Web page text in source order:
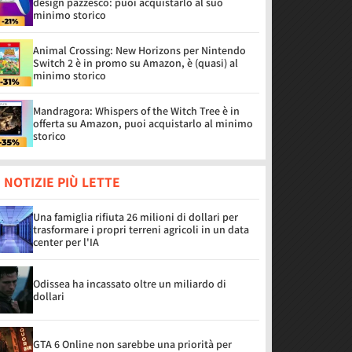
minimo storico
Animal Crossing: New Horizons per Nintendo
Switch 2 è in promo su Amazon, è (quasi) al
minimo storico
Mandragora: Whispers of the Witch Tree è in
offerta su Amazon, puoi acquistarlo al minimo
storico
NOTIZIE PIÙ LETTE
Una famiglia rifiuta 26 milioni di dollari per
trasformare i propri terreni agricoli in un data
center per l'IA
Odissea ha incassato oltre un miliardo di
dollari
GTA 6 Online non sarebbe una priorità per